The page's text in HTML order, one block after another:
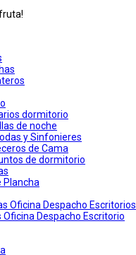
dormitorio
de noche
y Sinfonieres
de Cama
de dormitorio
Plancha
Oficina Despacho Escritorios
Oficina Despacho Escritorio